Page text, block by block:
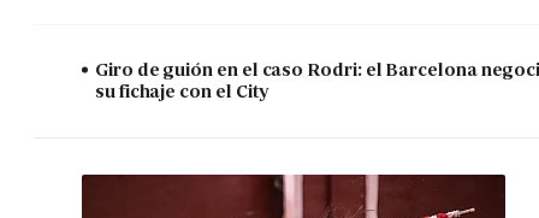
Giro de guión en el caso Rodri: el Barcelona
su fichaje con el City